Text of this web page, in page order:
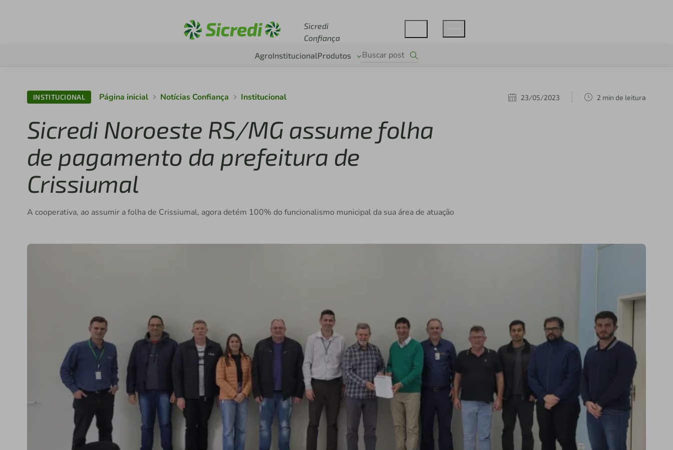
Sicredi
Confiança
AgroInstitucionalProdutos
INSTITUCIONAL Página inicial Notícias Confiança Institucional 23/05/2023 2 min de leitura
Sicredi Noroeste RS/MG assume folha
de pagamento da prefeitura de
Crissiumal
A cooperativa, ao assumir a folha de Crissiumal, agora detém 100% do funcionalismo municipal da sua área de atuação